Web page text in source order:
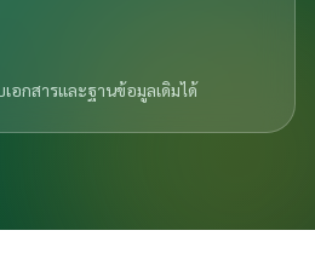
กสารและฐานข้อมูลเดิมได้